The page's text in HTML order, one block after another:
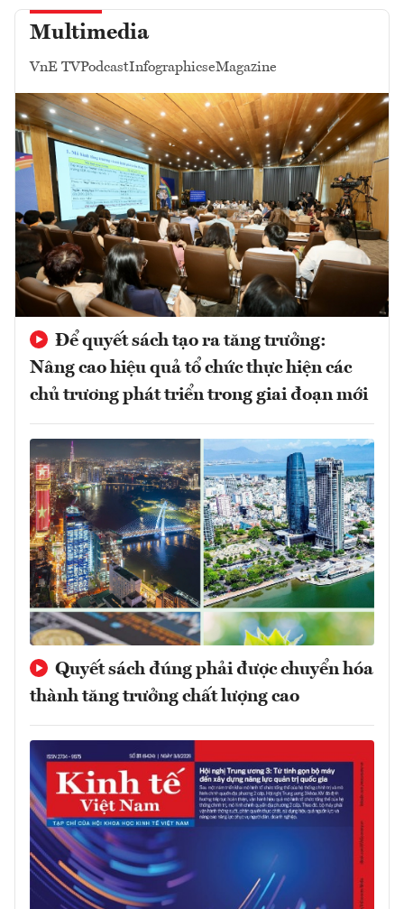
Multimedia
VnE TVPodcastInfographicseMagazine
Để quyết sách tạo ra tăng trưởng:
Nâng cao hiệu quả tổ chức thực hiện các
chủ trương phát triển trong giai đoạn mới
Quyết sách đúng phải được chuyển hóa
thành tăng trưởng chất lượng cao